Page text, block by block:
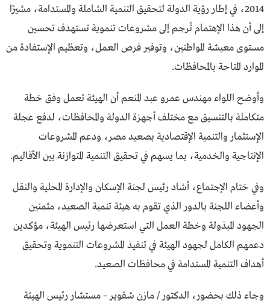
2014، في إطار رؤية الدولة لتحقيق التنمية الشاملة والمستدامة، مشيرًا
إلى أن هذا الإهتمام تُرجم إلى مشروعات تنموية تستهدف تحسين
مستوى معيشة المواطنين، وتوفير فرص العمل، وتعظيم الإستفادة من
الموارد المتاحة بالمحافظات.
وأوضح اللواء مهندس عمرو عبد المنعم أن الهيئة تعمل وفق خطة
متكاملة بالتنسيق مع مختلف أجهزة الدولة والمحافظات، لدفع عجلة
الإستثمار والتنمية الإقتصادية بصعيد مصر، ودعم المشروعات
الإنتاجية والخدمية، بما يسهم في تحقيق التنمية المتوازنة بين الأقاليم.
وفي ختام الإجتماع، أشاد رئيس لجنة الإسكان والإدارة المحلية والنقل
وأعضاء اللجنة بالدور الذي تقوم به هيئة تنمية الصعيد، مثمنين
الجهود المبذولة وخطة العمل التي استعرضها رئيس الهيئة، مؤكدين
دعمهم الكامل لجهود الهيئة في تنفيذ المشروعات التنموية وتحقيق
أهداف التنمية المستدامة في محافظات الصعيد.
وجاء ذلك بحضور، الدكتور / مازن شقوير – مستشار رئيس الهيئة